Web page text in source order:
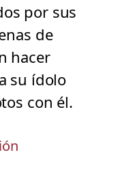
por sus
de
hacer
su ídolo
con él.